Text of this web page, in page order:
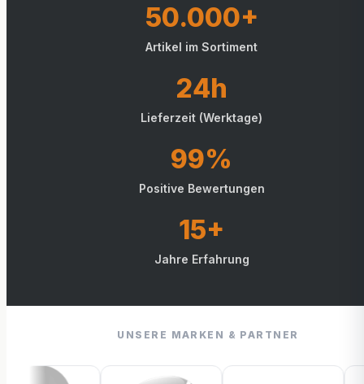
50.000+
Artikel im Sortiment
24h
Lieferzeit (Werktage)
99%
Positive Bewertungen
15+
Jahre Erfahrung
UNSERE MARKEN & PARTNER